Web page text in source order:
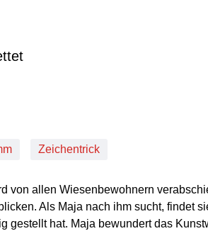
Zeichentrick
von allen Wiesenbewohnern
Als Maja nach ihm sucht, findet
gestellt hat. Maja bewundert das